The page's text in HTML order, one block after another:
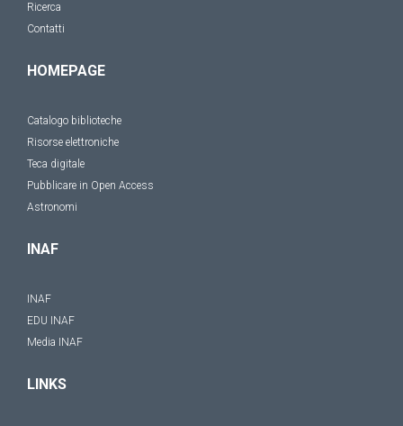
Ricerca
Contatti
HOMEPAGE
Catalogo biblioteche
Risorse elettroniche
Teca digitale
Pubblicare in Open Access
Astronomi
INAF
INAF
EDU INAF
Media INAF
LINKS